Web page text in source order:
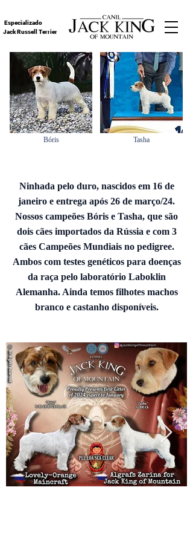
Especializado
Jack Russell Terrier
Bóris Tasha
Ninhada pelo duro, nascidos em 16 de
janeiro e entrega após 26 de março/24.
Nossos campeões Bóris e Tasha, que são
dois cães importados da Rússia e com 3
cães Campeões Mundiais no pedigree.
Ambos com testes genéticos para doenças
da raça pelo laboratório Laboklin
Alemanha. Ainda temos filhotes machos
branco e castanho disponíveis.